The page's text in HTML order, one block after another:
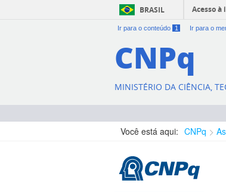
BRASIL Acesso
Ir para o conteúdo 1 Ir para o
CNPq
MINISTÉRIO DA CIÊNCIA,
Você está aqui: CNPq